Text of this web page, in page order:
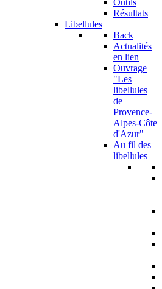
Outils
Résultats
Libellules
Back
Actualités
en lien
Ouvrage
"Les
libellules
de
Provence-
Alpes-Côte
d'Azur"
Au fil des
libellules